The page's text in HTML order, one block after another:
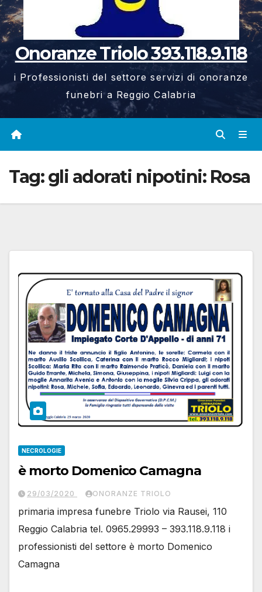
Onoranze Triolo 393.118.9.118
i Professionisti del settore servizi di onoranze
funebri a Reggio Calabria
Tag:gli adorati nipotini: Rosa
NECROLOGIE
è morto Domenico Camagna
29/03/2020 ONORANZE TRIOLO
primaria impresa funebre Triolo via Rausei, 110
Reggio Calabria tel. 0965.29993 – 393.118.9.118 i
professionisti del settore è morto Domenico
Camagna